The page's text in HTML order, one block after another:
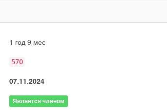
1 год 9 мес
570
07.11.2024
Является членом